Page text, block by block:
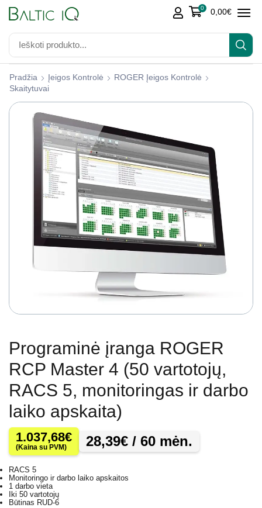
0 0,00€
Pradžia Įeigos Kontrolė
ROGER Įeigos Kontrolė
Skaitytuvai
Programinė įranga ROGER
RCP Master 4 (50 vartotojų,
RACS 5, monitoringas ir darbo
laiko apskaita)
1.037,68€
(Kaina su PVM) 28,39€ / 60 mėn.
RACS 5
Monitoringo ir darbo laiko apskaitos
1 darbo vieta
Iki 50 vartotojų
Būtinas RUD-6